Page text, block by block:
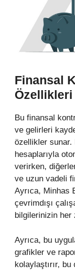
Finansal
Özellikleri
Bu finansal
ve gelirleri
özellikler sunar.
hesaplarıyla
verirken,
ve uzun vadeli
Ayrıca, Minhas
çevrimdışı
bilgilerinizin her
Ayrıca, bu
grafikler ve
kolaylaştırır,